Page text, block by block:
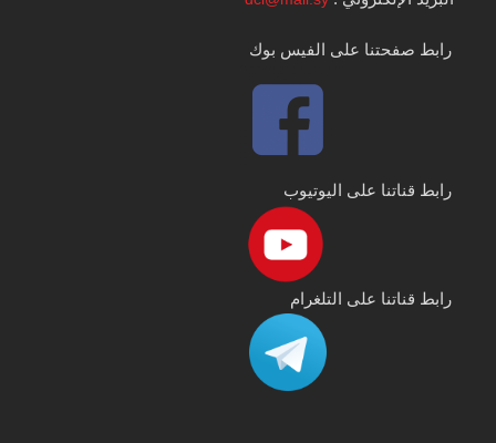
رابط صفحتنا على الفيس بوك
رابط قناتنا على اليوتيوب
رابط قناتنا على التلغرام